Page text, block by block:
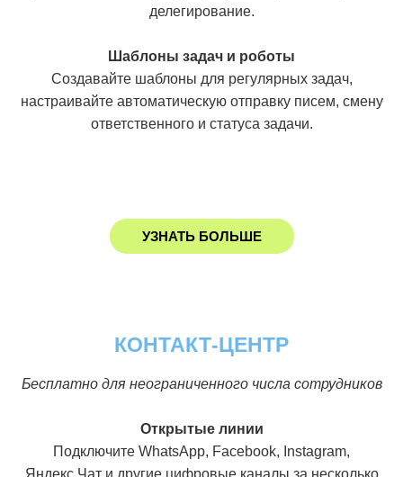
делегирование.
Шаблоны задач и роботы
Создавайте шаблоны для регулярных задач,
настраивайте автоматическую отправку писем, смену
ответственного и статуса задачи.
УЗНАТЬ БОЛЬШЕ
КОНТАКТ-ЦЕНТР
Бесплатно для неограниченного числа сотрудников
Открытые линии
Подключите WhatsApp, Facebook, Instagram,
Яндекс.Чат и другие цифровые каналы за несколько